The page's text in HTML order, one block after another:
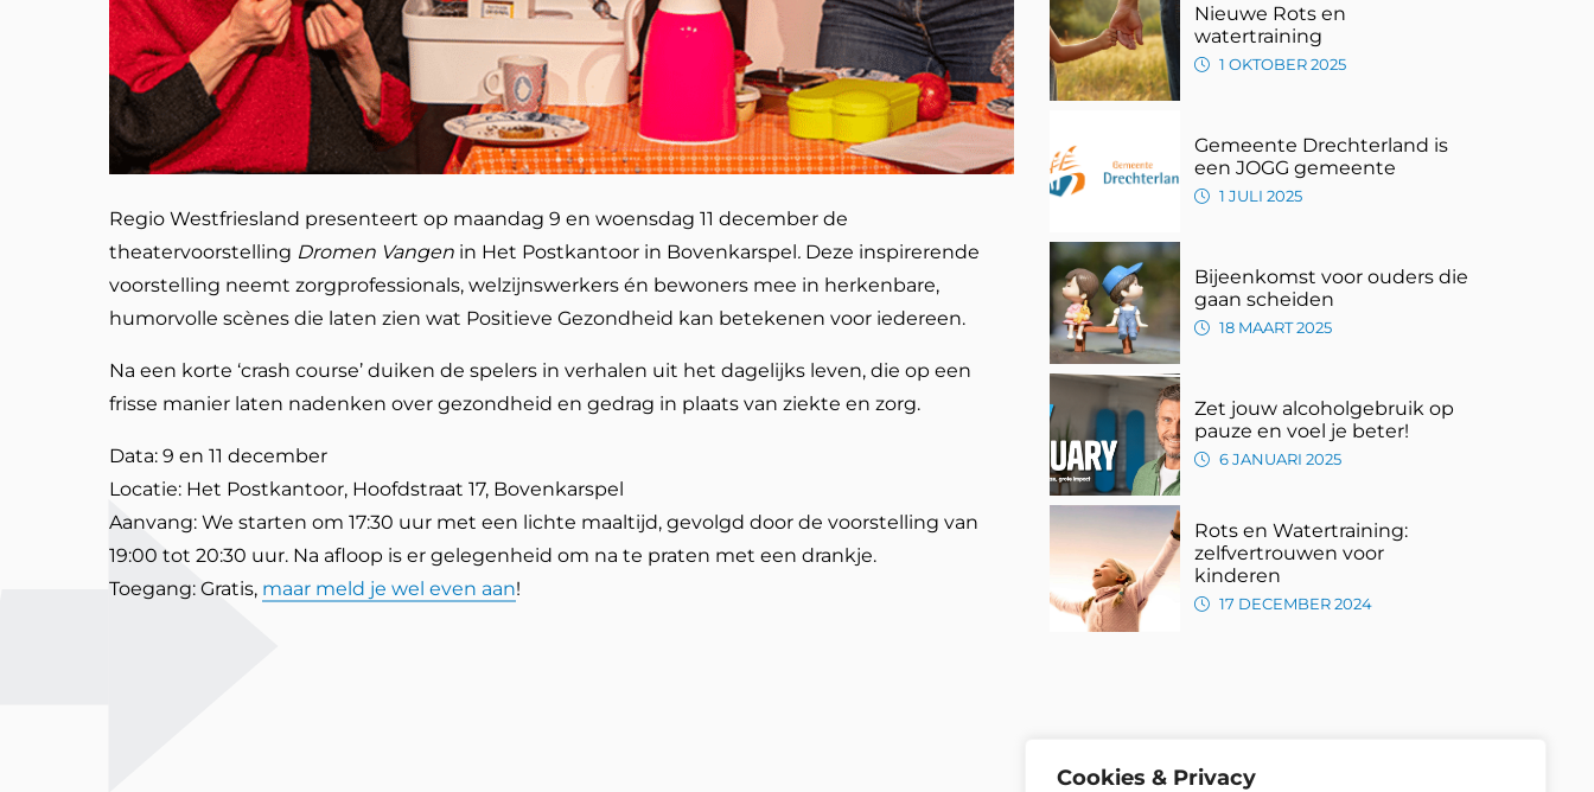
Cookies & Privacy
Regio Westfriesland presenteert op maandag 9 en woensdag 11 december de
theatervoorstelling Dromen Vangen in Het Postkantoor in Bovenkarspel. Deze inspirerende
voorstelling neemt zorgprofessionals, welzijnswerkers én bewoners mee in herkenbare,
humorvolle scènes die laten zien wat Positieve Gezondheid kan betekenen voor iedereen.
Na een korte ‘crash course’ duiken de spelers in verhalen uit het dagelijks leven, die op een
frisse manier laten nadenken over gezondheid en gedrag in plaats van ziekte en zorg.
Data: 9 en 11 december
Locatie: Het Postkantoor, Hoofdstraat 17, Bovenkarspel
Aanvang: We starten om 17:30 uur met een lichte maaltijd, gevolgd door de voorstelling van
19:00 tot 20:30 uur. Na afloop is er gelegenheid om na te praten met een drankje.
Toegang: Gratis, maar meld je wel even aan!
Nieuwe Rots en
watertraining
1 OKTOBER 2025
Gemeente Drechterland is
een JOGG gemeente
1 JULI 2025
Bijeenkomst voor ouders die
gaan scheiden
18 MAART 2025
Zet jouw alcoholgebruik op
pauze en voel je beter!
6 JANUARI 2025
Rots en Watertraining:
zelfvertrouwen voor
kinderen
17 DECEMBER 2024